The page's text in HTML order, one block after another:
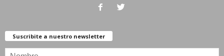
Suscribite a nuestro newsletter